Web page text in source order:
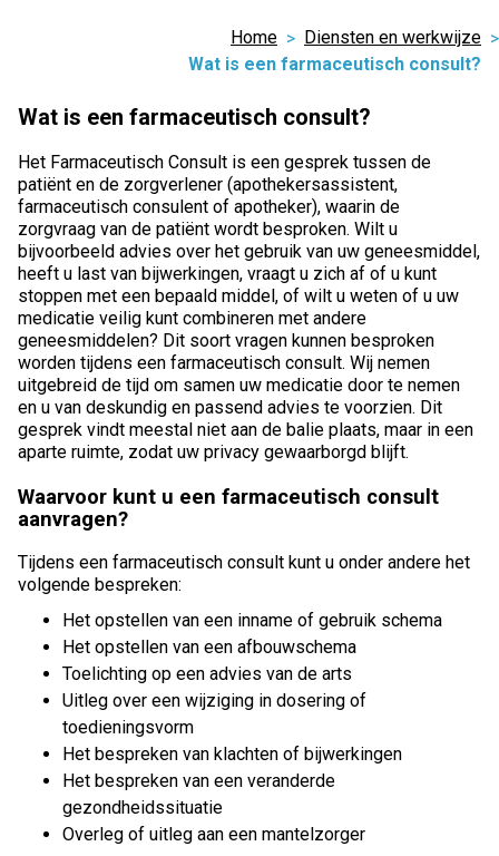
Home
Diensten en werkwijze
Wat is een farmaceutisch consult?
Wat is een farmaceutisch consult?
Het Farmaceutisch Consult is een gesprek tussen de
patiënt en de zorgverlener (apothekersassistent,
farmaceutisch consulent of apotheker), waarin de
zorgvraag van de patiënt wordt besproken. Wilt u
bijvoorbeeld advies over het gebruik van uw geneesmiddel,
heeft u last van bijwerkingen, vraagt u zich af of u kunt
stoppen met een bepaald middel, of wilt u weten of u uw
medicatie veilig kunt combineren met andere
geneesmiddelen? Dit soort vragen kunnen besproken
worden tijdens een farmaceutisch consult. Wij nemen
uitgebreid de tijd om samen uw medicatie door te nemen
en u van deskundig en passend advies te voorzien. Dit
gesprek vindt meestal niet aan de balie plaats, maar in een
aparte ruimte, zodat uw privacy gewaarborgd blijft.
Waarvoor kunt u een farmaceutisch consult
aanvragen?
Tijdens een farmaceutisch consult kunt u onder andere het
volgende bespreken:
Het opstellen van een inname of gebruik schema
Het opstellen van een afbouwschema
Toelichting op een advies van de arts
Uitleg over een wijziging in dosering of
toedieningsvorm
Het bespreken van klachten of bijwerkingen
Het bespreken van een veranderde
gezondheidssituatie
Overleg of uitleg aan een mantelzorger